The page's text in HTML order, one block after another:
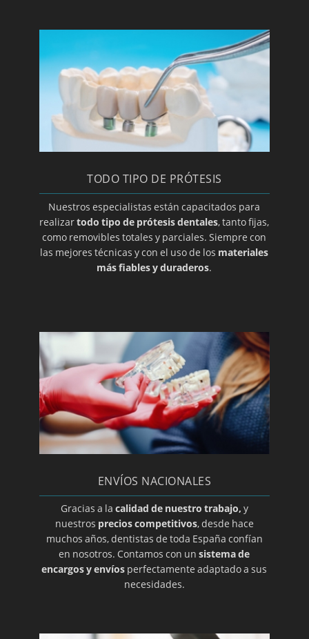
Laboratorio de prótesis dentales en Zaragoza
Limpieza bucal
Macroglasia
Maloclusion
Método Gerber para elección de prótesis
Mucocele
Opte por prótesis removibles
Ortodoncia de contención
Ortodoncia para adolescentes
Periodoncia
Periodontitis
Prótesis dental en A coruña
Prótesis dental en Albacete
Prótesis dental en Almería
Prótesis dental en Guadalajara
Prótesis dental en Salamanca
Prótesis dental en Zamora
Prótesis dental en Álava
Prótesis dental en Alicante
TODO TIPO DE PRÓTESIS
Nuestros especialistas están capacitados para
realizartodo tipo de prótesis dentales, tanto fijas,
como removibles totales y parciales. Siempre con
las mejores técnicas y con el uso de los materiales
más fiables y duraderos.
ENVÍOS NACIONALES
Gracias a la calidad de nuestro trabajo, y
nuestros precios competitivos, desde hace
muchos años, dentistas de toda España confían
en nosotros. Contamos con unsistema de
encargos y envíos perfectamente adaptado a sus
necesidades.